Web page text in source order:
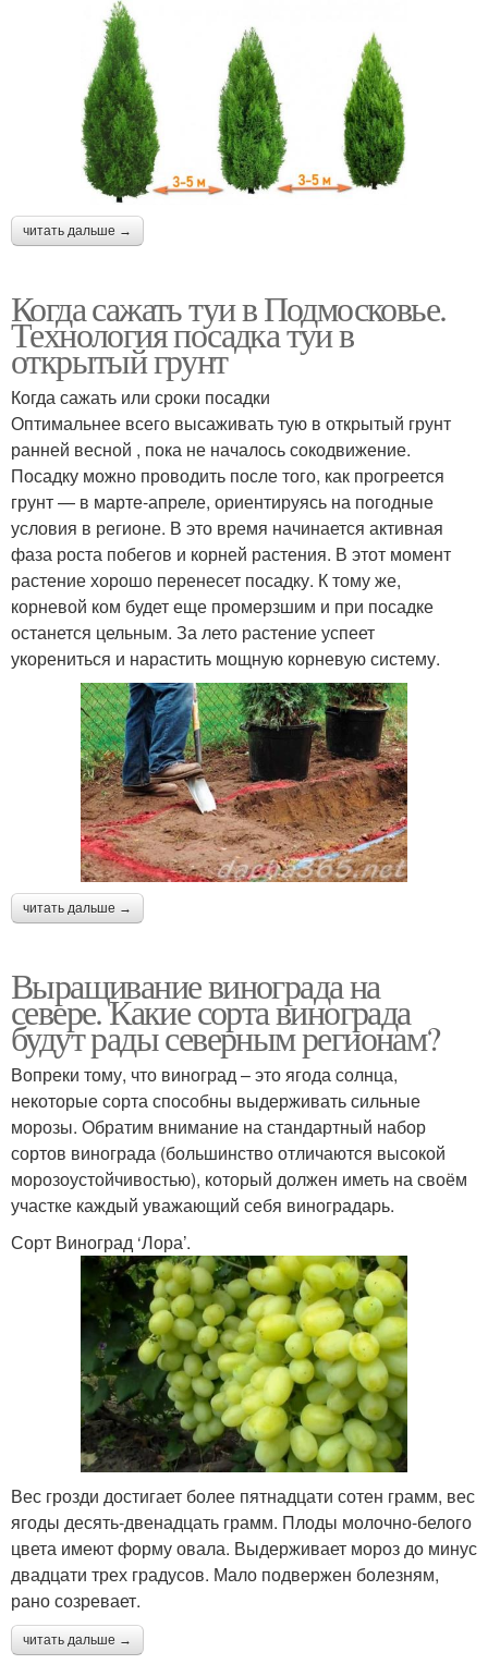
читать дальше →
Когда сажать туи в Подмосковье.
Технология посадка туи в
открытый грунт
Когда сажать или сроки посадки
Оптимальнее всего высаживать тую в открытый грунт
ранней весной , пока не началось сокодвижение.
Посадку можно проводить после того, как прогреется
грунт — в марте-апреле, ориентируясь на погодные
условия в регионе. В это время начинается активная
фаза роста побегов и корней растения. В этот момент
растение хорошо перенесет посадку. К тому же,
корневой ком будет еще промерзшим и при посадке
останется цельным. За лето растение успеет
укорениться и нарастить мощную корневую систему.
читать дальше →
Выращивание винограда на
севере. Какие сорта винограда
будут рады северным регионам?
Вопреки тому, что виноград – это ягода солнца,
некоторые сорта способны выдерживать сильные
морозы. Обратим внимание на стандартный набор
сортов винограда (большинство отличаются высокой
морозоустойчивостью), который должен иметь на своём
участке каждый уважающий себя виноградарь.
Сорт Виноград ‘Лора’.
Вес грозди достигает более пятнадцати сотен грамм, вес
ягоды десять-двенадцать грамм. Плоды молочно-белого
цвета имеют форму овала. Выдерживает мороз до минус
двадцати трех градусов. Мало подвержен болезням,
рано созревает.
читать дальше →